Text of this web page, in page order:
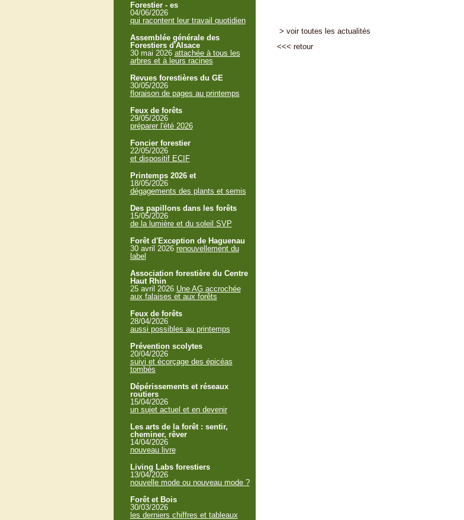
> voir toutes les actualités
<<< retour
Forestier - es
04/06/2026
qui racontent leur travail quotidien
Assemblée générale des
Forestiers d'Alsace
30 mai 2026 attachée à tous les
arbres et à leurs racines
Revues forestières du GE
30/05/2026
floraison de pages au printemps
Feux de forêts
29/05/2026
préparer l'été 2026
Foncier forestier
22/05/2026
et dispositif ECIF
Printemps 2026 et
18/05/2026
dégagements des plants et semis
Des papillons dans les forêts
15/05/2026
de la lumière et du soleil SVP
Forêt d'Exception de Haguenau
30 avril 2026 renouvellement du
label
Association forestière du Centre
Haut Rhin
25 avril 2026 Une AG accrochée
aux falaises et aux forêts
Feux de forêts
28/04/2026
aussi possibles au printemps
Prévention scolytes
20/04/2026
suivi et écorçage des épicéas
tombés
Dépérissements et réseaux
routiers
15/04/2026
un sujet actuel et en devenir
Les arts de la forêt : sentir,
cheminer, rêver
14/04/2026
nouveau livre
Living Labs forestiers
13/04/2026
nouvelle mode ou nouveau mode ?
Forêt et Bois
30/03/2026
les derniers chiffres et tableaux